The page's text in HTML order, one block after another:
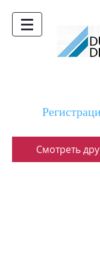
Смотреть